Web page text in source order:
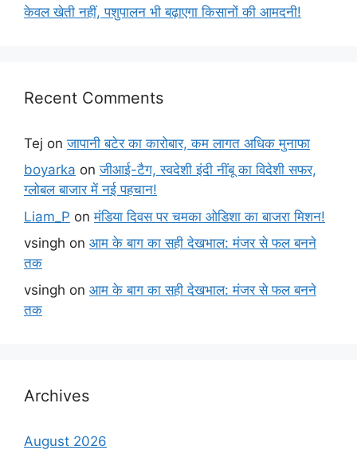
केवल खेती नहीं, पशुपालन भी बढ़ाएगा किसानों की आमदनी!
Recent Comments
Tej onजापानी बटेर का कारोबार, कम लागत अधिक मुनाफा
boyarka onजीआई-टैग, स्वदेशी इंदी नींबू का विदेशी सफर,
ग्लोबल बाजार में नई पहचान!
Liam_P onमंडिया दिवस पर चमका ओडिशा का बाजरा मिशन!
vsingh on आम के बाग का सही देखभाल: मंजर से फल बनने
तक
vsingh on आम के बाग का सही देखभाल: मंजर से फल बनने
तक
Archives
August 2026